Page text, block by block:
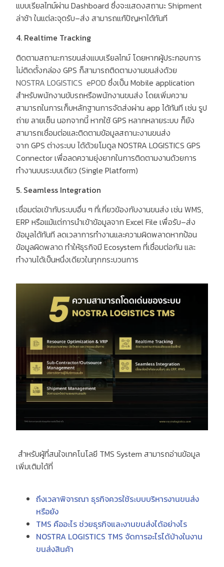
แบบเรียลไทม์ผ่าน Dashboardซึ่งจะแสดงสถานะShipment
ล่าช้า ในแต่ละจุดรับ–ส่ง สามารถแก้ปัญหาได้ทันที
4. Realtime Tracking
ติดตามสถานะการขนส่งแบบเรียลไทม์ โดยหากผู้ประกอบการ
ไม่ติดตั้งกล่อง GPS ก็สามารถติดตามงานขนส่งด้วย
NOSTRA LOGISTICS ePODซึ่งเป็น Mobile application
สำหรับพนักงานขับรถหรือพนักงานขนส่ง โดยเพิ่มความ
สามารถในการเก็บหลักฐานการจัดส่งผ่าน appได้ทันที เช่น รูป
ถ่าย ลายเซ็น นอกจากนี้ หากใช้GPSหลากหลายระบบ ก็ยัง
สามารถเชื่อมต่อและติดตามข้อมูลสถานะงานขนส่ง
จาก GPSต่างระบบ ได้ด้วยโมดูล NOSTRA LOGISTICS GPS
Connectorเพื่อลดความยุ่งยากในการติดตามงานด้วยการ
ทำงานบนระบบเดียว (Single Platform)
5. Seamless Integration
เชื่อมต่อเข้ากับระบบอื่น ๆ ที่เกี่ยวข้องกับงานขนส่ง เช่น WMS,
ERPหรือแม้แต่การนำเข้าข้อมูลจาก Excel Fileเพื่อรับ–ส่ง
ข้อมูลได้ทันที ลดเวลาการทำงานและความผิดพลาดหากป้อน
ข้อมูลผิดพลาด ทำให้ธุรกิจมี Ecosystemที่เชื่อมต่อกัน และ
ทำงานได้เป็นหนึ่งเดียวในทุกกระบวนการ
สำหรับผู้ที่สนใจเทคโนโลยี TMS Systemสามารถอ่านข้อมูล
เพิ่มเติมได้ที่
ถึงเวลาพิจารณา ธุรกิจควรใช้ระบบบริหารงานขนส่ง
หรือยัง
TMS คืออะไร ช่วยธุรกิจและงานขนส่งได้อย่างไร
NOSTRA LOGISTICS TMSจัดการอะไรได้บ้างในงาน
ขนส่งสินค้า